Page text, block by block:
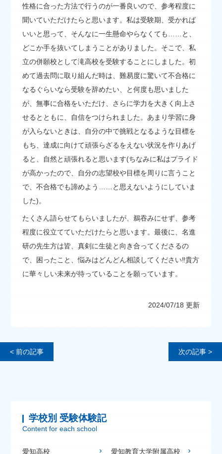
性格に合った方法で行うのが一番良いので、参考程度に
聞いていただけたらと思います。私は受験期、受かれば
いいと思って、そんなに一生懸命やらなくても……と、
どこか手を抜いてしまうことがありました。そこで、私
立の併願校として滝高校を受験することにしました。初
めて過去問に取り組んだ時は、難易度に驚いて不合格に
なるぐらいなら受験を辞めたい、と何度も思いました
が、無事に合格をいただけ、さらに学力を大きく向上さ
せるとともに、自信をつけられました。あまり学習に身
が入らないときは、自分の中で挑戦となるような目標を
もち、達成に向けて頑張らざるをえない状況を作りあげ
ると、自然と頑張れると思います(ちなみに私はプライド
が高かったので、自分の志望校や目標を周りに言うこと
で、不合格でも諦めよう……と思えないようにしていま
した)。
たくさん語らせてもらいましたが、鵜吞みにせず、参考
程度に役立てていただけたらと思います。最後に、名進
研の先生方は皆、真剣に生徒と向き合ってくださるの
で、困ったこと、悩みはどんどん相談してください‼貴方
に華々しい未来が待っていることを願っています。
2024/07/18 更新
< 前の記事 次の記事 >
学校別 受験体験記
Content for each school
愛知高校 愛知教育大学附属高校